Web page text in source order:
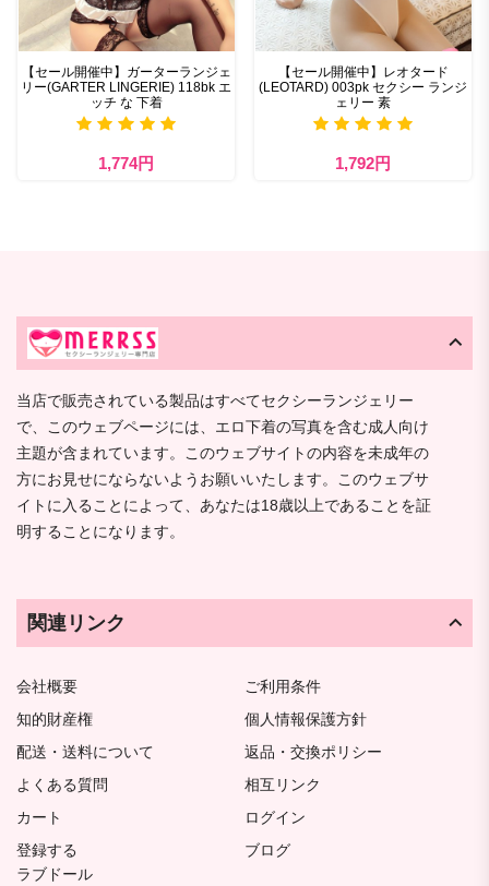
【セール開催中】ガーターランジェ
リー(GARTER LINGERIE) 118bk エ
ッチ な 下着
1,774円
【セール開催中】レオタード
(LEOTARD) 003pk セクシー ランジ
ェリー 素
1,792円
当店で販売されている製品はすべてセクシーランジェリー
で、このウェブページには、エロ下着の写真を含む成人向け
主題が含まれています。このウェブサイトの内容を未成年の
方にお見せにならないようお願いいたします。このウェブサ
イトに入ることによって、あなたは18歳以上であることを証
明することになります。
関連リンク
会社概要
ご利用条件
知的財産権
個人情報保護方針
配送・送料について
返品・交換ポリシー
よくある質問
相互リンク
カート
ログイン
登録する
ブログ
ラブドール